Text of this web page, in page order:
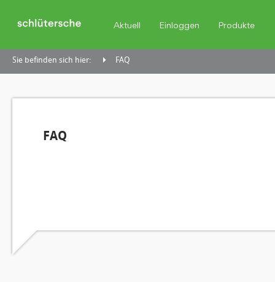
Aktuell Einloggen Produkte
Sie befinden sich hier: FAQ
FAQ